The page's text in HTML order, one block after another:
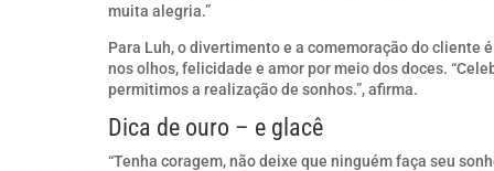
muita alegria.”
Para Luh, o divertimento e a comemoração do cliente
nos olhos, felicidade e amor por meio dos doces.
permitimos a realização de sonhos.”, afirma.
Dica de ouro – e glacê
“Tenha coragem, não deixe que ninguém faça seu